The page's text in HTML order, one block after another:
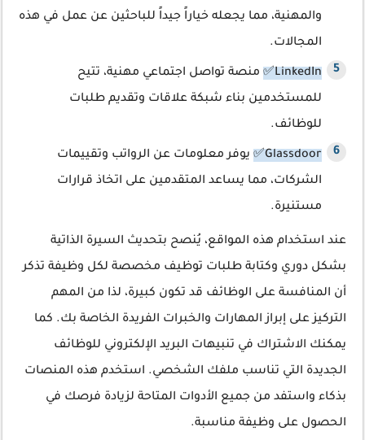
والمهنية، مما يجعله خياراً جيداً للباحثين عن عمل في هذه
المجالات.
LinkedIn✅
منصة تواصل اجتماعي مهنية، تتيح
للمستخدمين بناء شبكة علاقات وتقديم طلبات
للوظائف.
Glassdoor✅
يوفر معلومات عن الرواتب وتقييمات
الشركات، مما يساعد المتقدمين على اتخاذ قرارات
مستنيرة.
عند استخدام هذه المواقع، يُنصح بتحديث السيرة الذاتية
بشكل دوري وكتابة طلبات توظيف مخصصة لكل وظيفة تذكر
أن المنافسة على الوظائف قد تكون كبيرة، لذا من المهم
التركيز على إبراز المهارات والخبرات الفريدة الخاصة بك. كما
يمكنك الاشتراك في تنبيهات البريد الإلكتروني للوظائف
الجديدة التي تناسب ملفك الشخصي. استخدم هذه المنصات
بذكاء واستفد من جميع الأدوات المتاحة لزيادة فرصك في
الحصول على وظيفة مناسبة.